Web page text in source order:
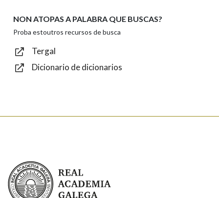
Texto de verificación
NON ATOPAS A PALABRA QUE BUSCAS?
Proba estoutros recursos de busca
Tergal
Dicionario de dicionarios
Real Academia Galega